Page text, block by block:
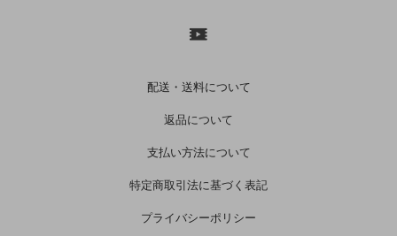
配送・送料について
返品について
支払い方法について
特定商取引法に基づく表記
プライバシーポリシー